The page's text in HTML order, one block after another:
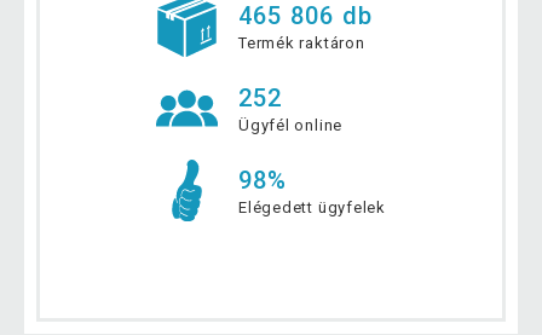
465 806 db
Termék raktáron
252
Ügyfél online
98%
Elégedett ügyfelek